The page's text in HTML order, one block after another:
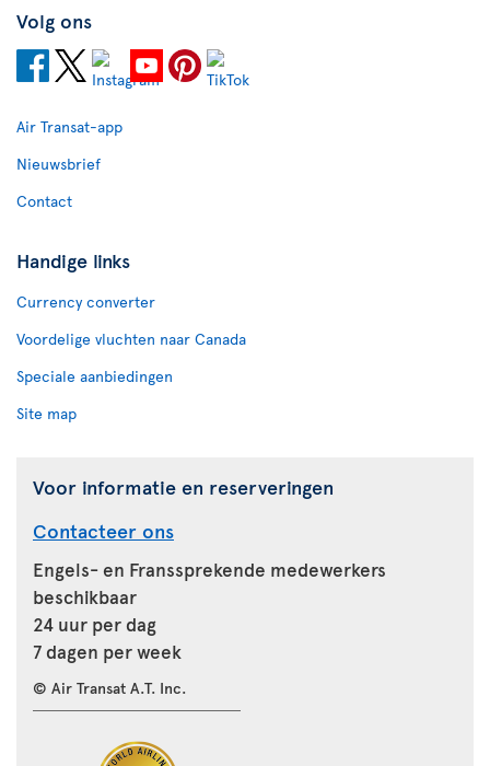
Volg ons
Air Transat-app
Nieuwsbrief
Contact
Handige links
Currency converter
Voordelige vluchten naar Canada
Speciale aanbiedingen
Site map
Voor informatie en reserveringen
Contacteer ons
Engels- en Franssprekende medewerkers
beschikbaar
24 uur per dag
7 dagen per week
© Air Transat A.T. Inc.